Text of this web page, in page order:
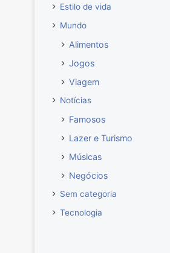
Estilo de vida
Mundo
Alimentos
Jogos
Viagem
Notícias
Famosos
Lazer e Turismo
Músicas
Negócios
Sem categoria
Tecnologia